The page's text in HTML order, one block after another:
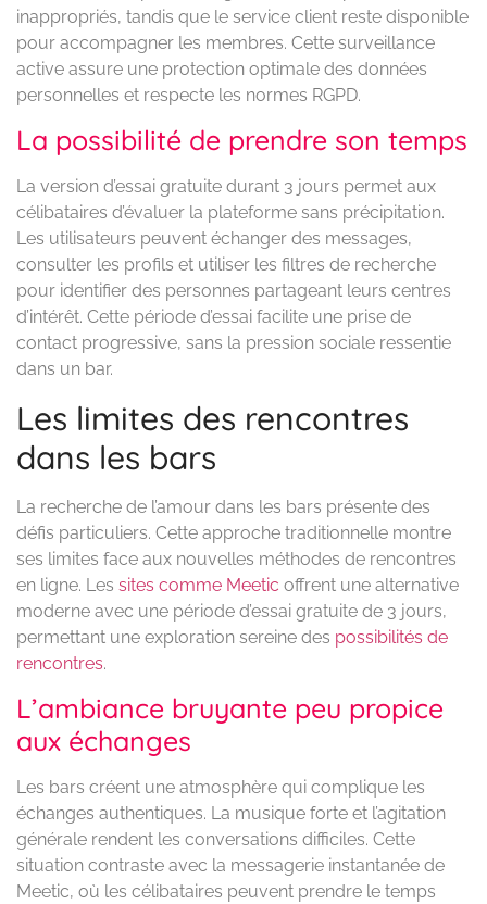
inappropriés, tandis que le service client reste disponible
pour accompagner les membres. Cette surveillance
active assure une protection optimale des données
personnelles et respecte les normes RGPD.
La possibilité de prendre son temps
La version d’essai gratuite durant 3 jours permet aux
célibataires d’évaluer la plateforme sans précipitation.
Les utilisateurs peuvent échanger des messages,
consulter les profils et utiliser les filtres de recherche
pour identifier des personnes partageant leurs centres
d’intérêt. Cette période d’essai facilite une prise de
contact progressive, sans la pression sociale ressentie
dans un bar.
Les limites des rencontres
dans les bars
La recherche de l’amour dans les bars présente des
défis particuliers. Cette approche traditionnelle montre
ses limites face aux nouvelles méthodes de rencontres
en ligne. Les sites comme Meetic offrent une alternative
moderne avec une période d’essai gratuite de 3 jours,
permettant une exploration sereine des possibilités de
rencontres.
L’ambiance bruyante peu propice
aux échanges
Les bars créent une atmosphère qui complique les
échanges authentiques. La musique forte et l’agitation
générale rendent les conversations difficiles. Cette
situation contraste avec la messagerie instantanée de
Meetic, où les célibataires peuvent prendre le temps